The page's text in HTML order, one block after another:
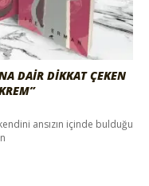
DAIR DIKKAT ÇEKEN
ansızın içinde bulduğu